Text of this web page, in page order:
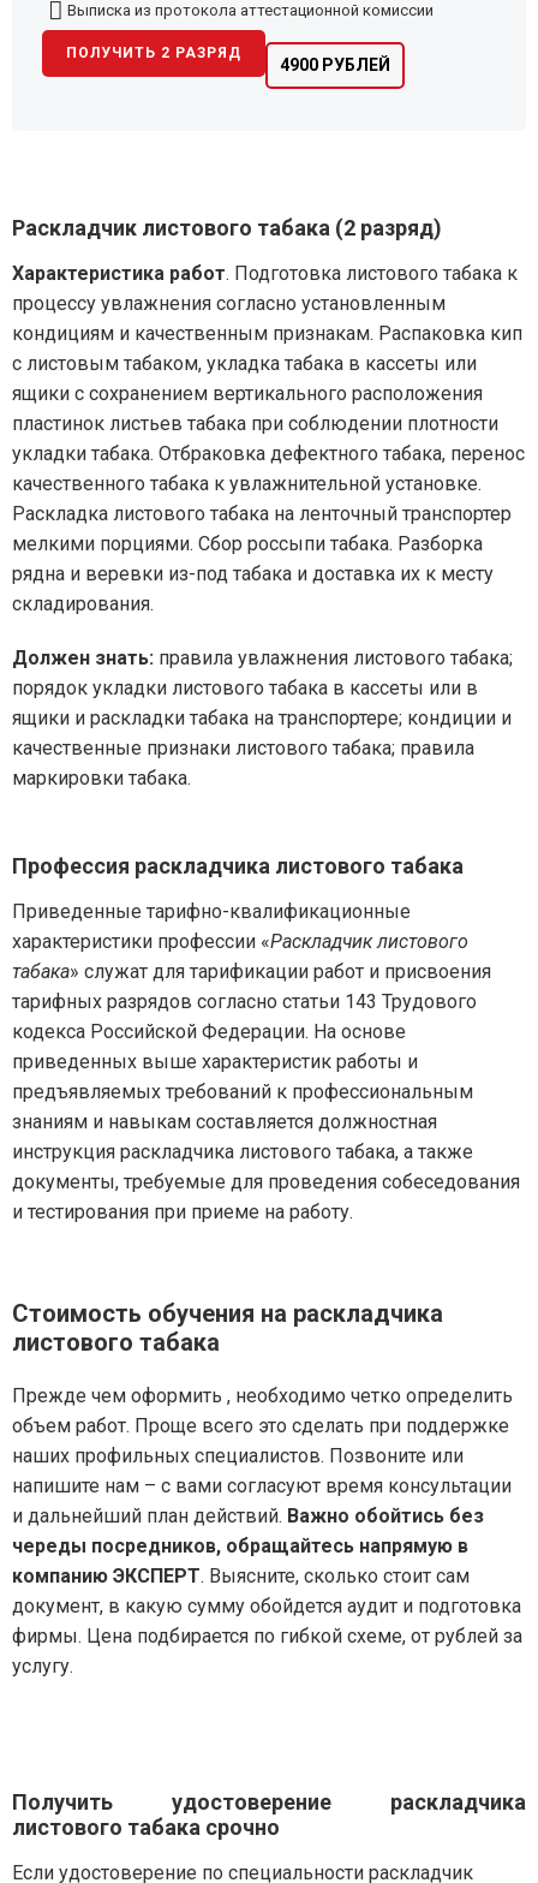
Выписка из протокола аттестационной комиссии
4900 РУБЛЕЙ
ПОЛУЧИТЬ 2 РАЗРЯД
Раскладчик листового табака (2 разряд)
Характеристика работ. Подготовка листового табака к
процессу увлажнения согласно установленным
кондициям и качественным признакам. Распаковка кип
с листовым табаком, укладка табака в кассеты или
ящики с сохранением вертикального расположения
пластинок листьев табака при соблюдении плотности
укладки табака. Отбраковка дефектного табака, перенос
качественного табака к увлажнительной установке.
Раскладка листового табака на ленточный транспортер
мелкими порциями. Сбор россыпи табака. Разборка
рядна и веревки из-под табака и доставка их к месту
складирования.
Должен знать: правила увлажнения листового табака;
порядок укладки листового табака в кассеты или в
ящики и раскладки табака на транспортере; кондиции и
качественные признаки листового табака; правила
маркировки табака.
Профессия раскладчика листового табака
Приведенные тарифно-квалификационные
характеристики профессии «Раскладчик листового
табака» служат для тарификации работ и присвоения
тарифных разрядов согласно статьи 143 Трудового
кодекса Российской Федерации. На основе
приведенных выше характеристик работы и
предъявляемых требований к профессиональным
знаниям и навыкам составляется должностная
инструкция раскладчика листового табака, а также
документы, требуемые для проведения собеседования
и тестирования при приеме на работу.
Стоимость обучения на раскладчика
листового табака
Прежде чем оформить , необходимо четко определить
объем работ. Проще всего это сделать при поддержке
наших профильных специалистов. Позвоните или
напишите нам – с вами согласуют время консультации
и дальнейший план действий. Важно обойтись без
череды посредников, обращайтесь напрямую в
компанию ЭКСПЕРТ. Выясните, сколько стоит сам
документ, в какую сумму обойдется аудит и подготовка
фирмы. Цена подбирается по гибкой схеме, от рублей за
услугу.
Получить удостоверение раскладчика
листового табака срочно
Если удостоверение по специальности раскладчик